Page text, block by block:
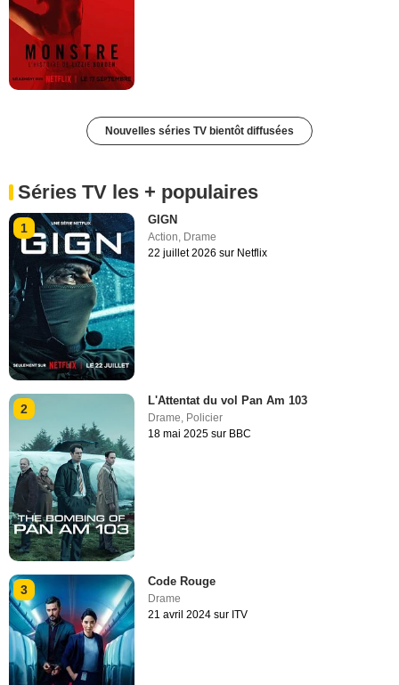
Nouvelles séries TV bientôt diffusées
Séries TV les + populaires
1
GIGN
Action Drame
22 juillet 2026 sur Netflix
2
L'Attentat du vol Pan Am 103
Drame, Policier
18 mai 2025 sur BBC
3
Code Rouge
Drame
21 avril 2024 sur ITV